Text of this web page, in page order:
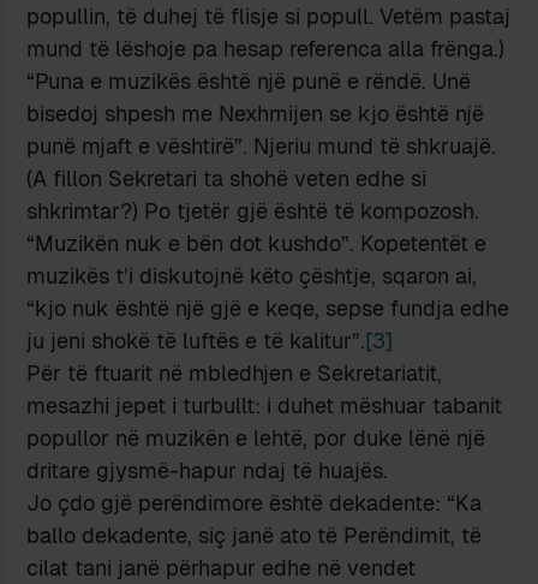
popullin, të duhej të flisje si popull. Vetëm pastaj
mund të lëshoje pa hesap referenca alla frënga.)
“Puna e muzikës është një punë e rëndë. Unë
bisedoj shpesh me Nexhmijen se kjo është një
punë mjaft e vështirë”. Njeriu mund të shkruajë.
(A fillon Sekretari ta shohë veten edhe si
shkrimtar?) Po tjetër gjë është të kompozosh.
“Muzikën nuk e bën dot kushdo”. Kopetentët e
muzikës t’i diskutojnë këto çështje, sqaron ai,
“kjo nuk është një gjë e keqe, sepse fundja edhe
ju jeni shokë të luftës e të kalitur”.[3]
Për të ftuarit në mbledhjen e Sekretariatit,
mesazhi jepet i turbullt: i duhet mëshuar tabanit
popullor në muzikën e lehtë, por duke lënë një
dritare gjysmë-hapur ndaj të huajës.
Jo çdo gjë perëndimore është dekadente: “Ka
ballo dekadente, siç janë ato të Perëndimit, të
cilat tani janë përhapur edhe në vendet